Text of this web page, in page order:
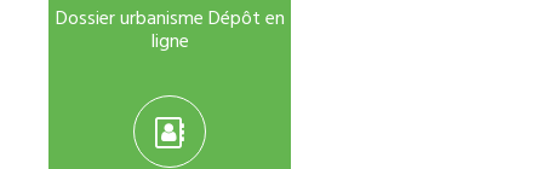
Dossier urbanisme Dépôt en
ligne